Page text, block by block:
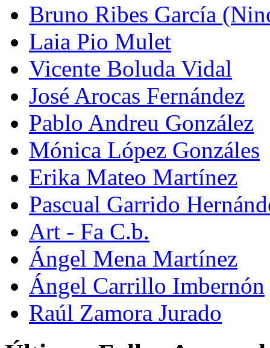
Bruno Ribes García
Laia Pio Mulet
Vicente Boluda Vidal
José Arocas Fernández
Pablo Andreu González
Mónica López Gonzáles
Erika Mateo Martínez
Pascual Garrido
Art - Fa C.b.
Ángel Mena Martínez
Ángel Carrillo Imbernón
Raúl Zamora Jurado